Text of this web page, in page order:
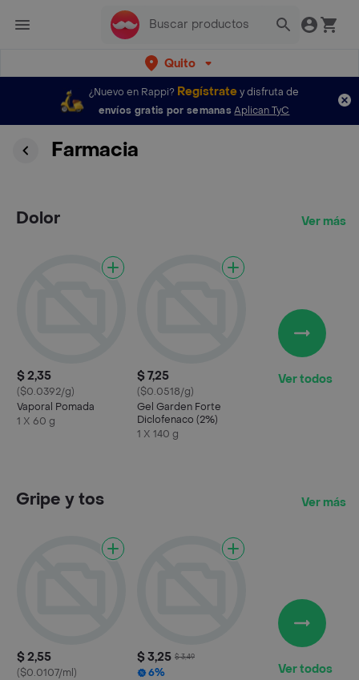
Quito
¿Nuevo en Rappi? Regístratey disfruta de
envíos gratis por semanas Aplican TyC
Farmacia
Dolor Ver más
$ 2,35
($0.0392/g)
Vaporal Pomada
1 X 60 g
$ 7,25
($0.0518/g)
Gel Garden Forte
Diclofenaco (2%)
1 X 140 g
Ver todos
Gripe y tos Ver más
$ 2,55
($0.0107/ml)
$ 3,25 $ 3,49
6%
Ver todos